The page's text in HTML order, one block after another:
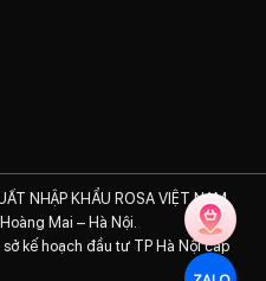
NHẬP KHẨU ROSA VIỆT NAM
Mai – Hà Nội.
kế hoạch đầu tư TP Hà Nội cấp